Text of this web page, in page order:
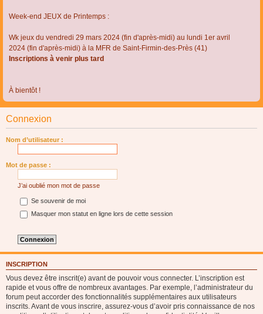
Week-end JEUX de Printemps :
Wk jeux du vendredi 29 mars 2024 (fin d'après-midi) au lundi 1er avril
2024 (fin d'après-midi) à la MFR de Saint-Firmin-des-Près (41)
Inscriptions à venir plus tard
À bientôt !
Connexion
Nom d’utilisateur :
Mot de passe :
J’ai oublié mon mot de passe
Se souvenir de moi
Masquer mon statut en ligne lors de cette session
INSCRIPTION
Vous devez être inscrit(e) avant de pouvoir vous connecter. L’inscription est
rapide et vous offre de nombreux avantages. Par exemple, l’administrateur du
forum peut accorder des fonctionnalités supplémentaires aux utilisateurs
inscrits. Avant de vous inscrire, assurez-vous d’avoir pris connaissance de nos